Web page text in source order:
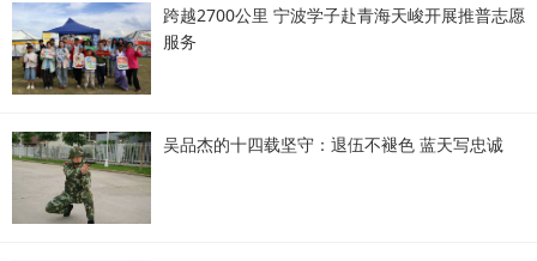
跨越2700公里 宁波学子赴青海天峻开展推普志愿
服务
吴品杰的十四载坚守：退伍不褪色 蓝天写忠诚